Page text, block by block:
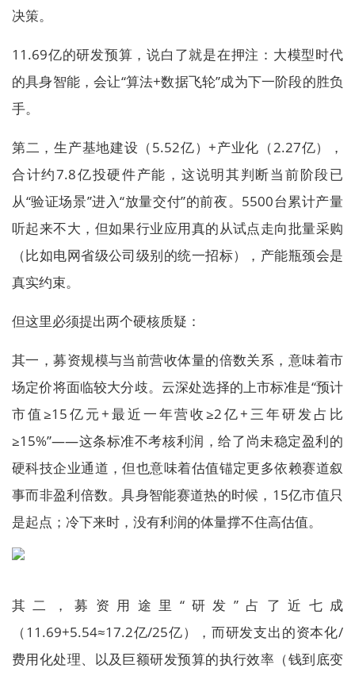
决策。
11.69亿的研发预算，说白了就是在押注：大模型时代
的具身智能，会让“算法+数据飞轮”成为下一阶段的胜负
手。
第二，生产基地建设（5.52亿）+产业化（2.27亿），
合计约7.8亿投硬件产能，这说明其判断当前阶段已
从“验证场景”进入“放量交付”的前夜。5500台累计产量
听起来不大，但如果行业应用真的从试点走向批量采购
（比如电网省级公司级别的统一招标），产能瓶颈会是
真实约束。
但这里必须提出两个硬核质疑：
其一，募资规模与当前营收体量的倍数关系，意味着市
场定价将面临较大分歧。云深处选择的上市标准是“预计
市值≥15亿元+最近一年营收≥2亿+三年研发占比
≥15%”——这条标准不考核利润，给了尚未稳定盈利的
硬科技企业通道，但也意味着估值锚定更多依赖赛道叙
事而非盈利倍数。具身智能赛道热的时候，15亿市值只
是起点；冷下来时，没有利润的体量撑不住高估值。
其二，募资用途里“研发”占了近七成
（11.69+5.54≈17.2亿/25亿），而研发支出的资本化/
费用化处理、以及巨额研发预算的执行效率（钱到底变